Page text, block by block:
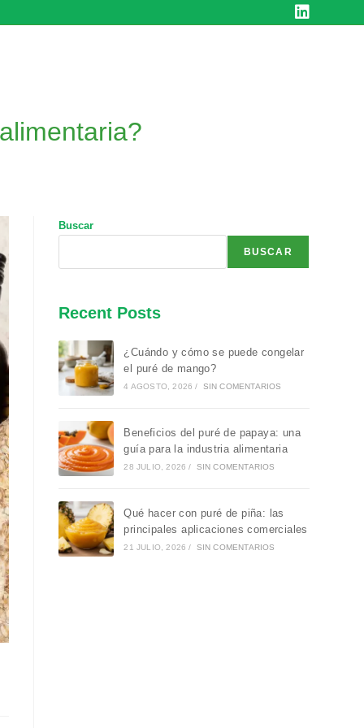
Buscar
BUSCAR
Recent Posts
¿Cuándo y cómo se puede congelar
el puré de mango?
4 AGOSTO, 2026 / SIN COMENTARIOS
Beneficios del puré de papaya: una
guía para la industria alimentaria
28 JULIO, 2026 / SIN COMENTARIOS
Qué hacer con puré de piña: las
principales aplicaciones comerciales
21 JULIO, 2026 / SIN COMENTARIOS